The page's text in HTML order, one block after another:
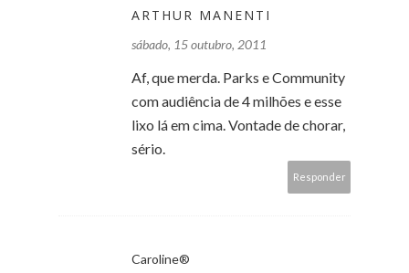
ARTHUR MANENTI
sábado, 15 outubro, 2011
Af, que merda. Parks e Community
com audiência de 4 milhões e esse
lixo lá em cima. Vontade de chorar,
sério.
Responder
Caroline®